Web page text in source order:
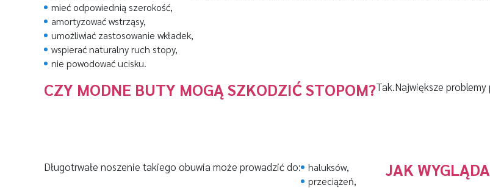
mieć odpowiednią szerokość,
amortyzować wstrząsy,
umożliwiać zastosowanie wkładek,
wspierać naturalny ruch stopy,
nie powodować ucisku.
CZY MODNE BUTY MOGĄ SZKODZIĆ STOPOM?Tak.Największe
Długotrwałe noszenie takiego obuwia może prowadzić do:
haluksów,
przeciążeń,
JAK